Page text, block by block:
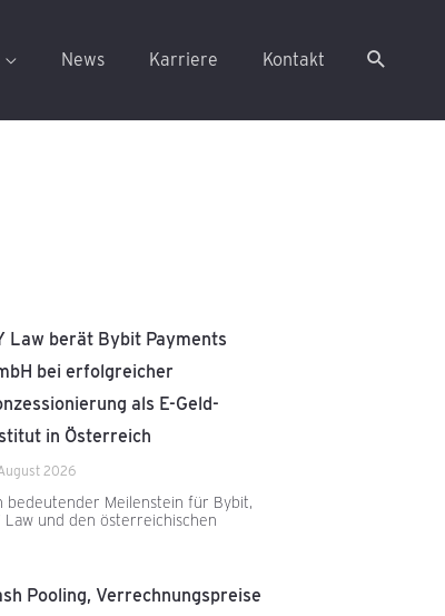
News Karriere Kontakt
Law berät Bybit Payments
bei erfolgreicher
als E-Geld-
in Österreich
2026
bedeutender Meilenstein für Bybit,
Law und den österreichischen
Pooling, Verrechnungspreise